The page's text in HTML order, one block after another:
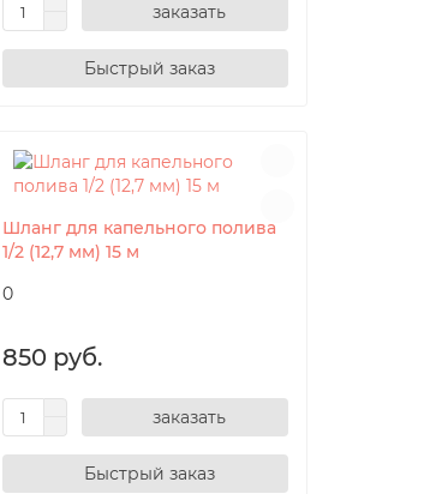
заказать
Шланг для капельного полива
1/2 (12,7 мм) 15 м
0
850 руб.
заказать